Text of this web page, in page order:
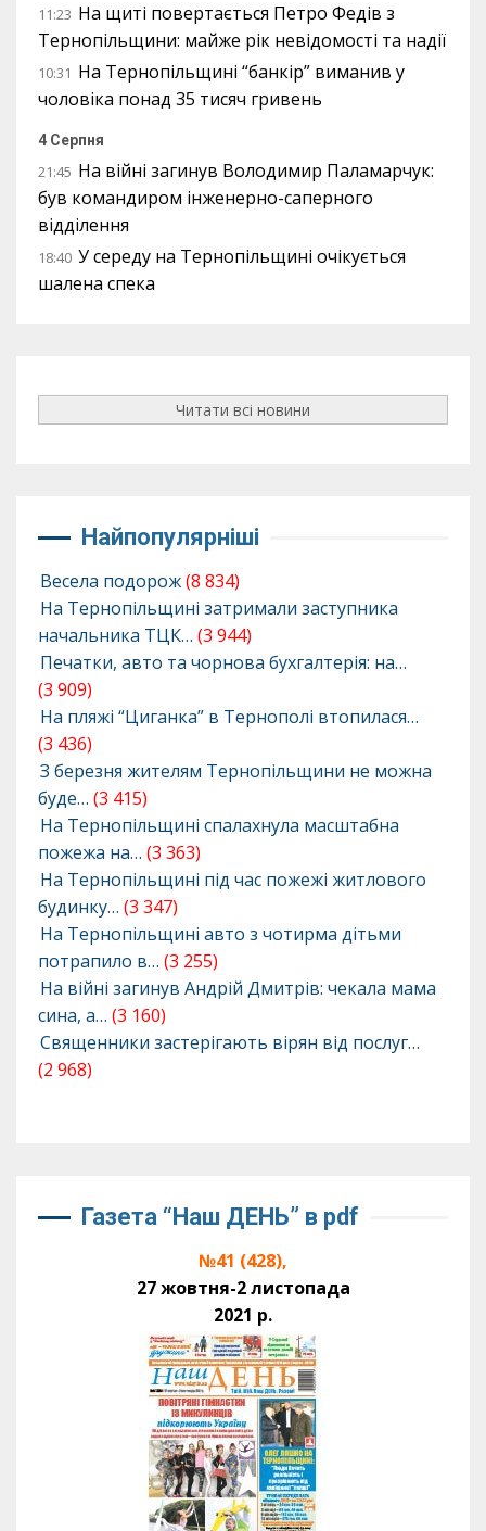
11:23 На щиті повертається Петро Федів з
Тернопільщини: майже рік невідомості та надії
10:31 На Тернопільщині “банкір” виманив у
чоловіка понад 35 тисяч гривень
4 Серпня
21:45 На війні загинув Володимир Паламарчук:
був командиром інженерно-саперного
відділення
18:40 У середу на Тернопільщині очікується
шалена спека
Читати всі новини
Найпопулярніші
Весела подорож(8 834)
На Тернопільщині затримали заступника
начальника ТЦК… (3 944)
Печатки, авто та чорнова бухгалтерія: на…
(3 909)
На пляжі “Циганка” в Тернополі втопилася…
(3 436)
З березня жителям Тернопільщини не можна
буде… (3 415)
На Тернопільщині спалахнула масштабна
пожежа на… (3 363)
На Тернопільщині під час пожежі житлового
будинку… (3 347)
На Тернопільщині авто з чотирма дітьми
потрапило в… (3 255)
На війні загинув Андрій Дмитрів: чекала мама
сина, а… (3 160)
Священники застерігають вірян від послуг…
(2 968)
Газета “Наш ДЕНЬ” в pdf
№41 (428),
27 жовтня-2 листопада
2021 р.